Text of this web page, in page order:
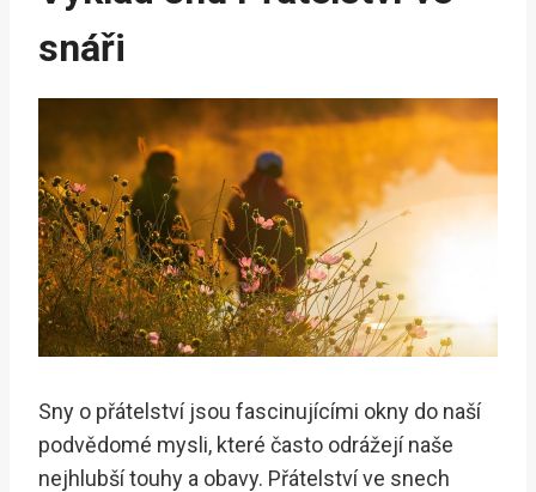
snáři
Sny o přátelství jsou fascinujícími okny do naší
podvědomé mysli, které často odrážejí naše
nejhlubší touhy a obavy. Přátelství ve snech